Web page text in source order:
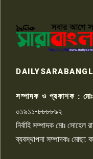
৭
সম্পাদক ও প্রকাশক :
০১৯১১-৮৮৮৮৯২
নির্বাহি সম্পাদক মোঃ সোহেল
ব্যবস্থাপনা সম্পাদকঃ মোছা: